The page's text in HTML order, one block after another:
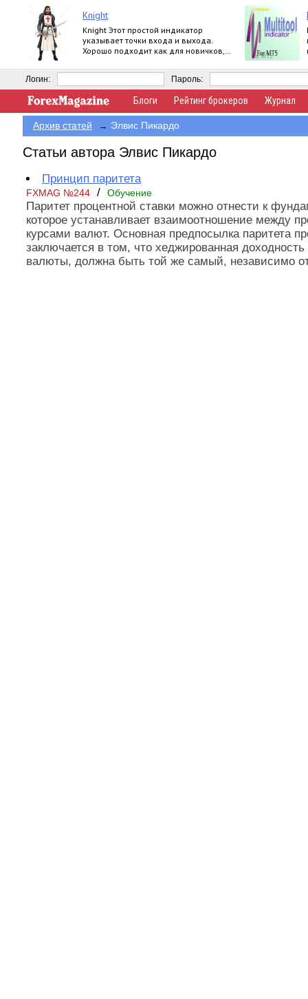
Knight
Knight Этот простой индикатор
указывает точки входа и выхода.
Хорошо подходит как для новичков,
работает на
Логин: Пароль:
Блоги Рейтинг брокеров Журнал
Архив статей → Элвис Пикардо
Статьи автора Элвис Пикардо
Принцип паритета
FXMAG №244 / Обучение
Паритет процентной ставки можно отнести к
которое устанавливает взаимоотношение между
курсами валют. Основная предпосылка паритета
заключается в том, что хеджированная
валюты, должна быть той же самый, независимо